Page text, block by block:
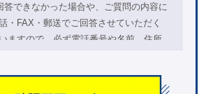
答できなかった場合や、ご質問の内容に
・FAX・郵送でご回答させていただく
ますので、必ず電話番号や名前、住所
や特殊記号は正しく送信されない場合が